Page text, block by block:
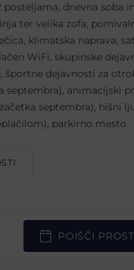
posteljama, dnevna soba
ter velika zofa,
klimatska naprava,
WiFi, skupinske
športne dejavnosti za
septembra), animacijski
septembra), hišni
parkirno mesto
POIŠČI